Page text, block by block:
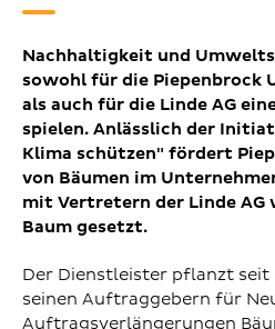
Nachhaltigkeit und
sowohl für die Piepenbrock
als auch für die Linde AG
spielen. Anlässlich der
Klima schützen" fördert
von Bäumen im
mit Vertretern der Linde AG
Baum gesetzt.
Der Dienstleister pflanzt
seinen Auftraggebern für
Auftragsverlängerungen